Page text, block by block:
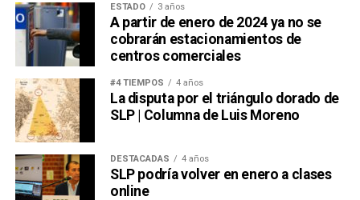
ESTADO 3 años
A partir de enero de 2024 ya no se
cobrarán estacionamientos de
centros comerciales
#4 TIEMPOS 4 años
La disputa por el triángulo dorado de
SLP | Columna de Luis Moreno
DESTACADAS 4 años
SLP podría volver en enero a clases
online